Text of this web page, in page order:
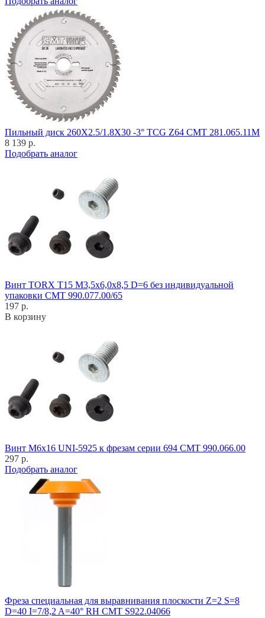
Пильный диск 260X2.5/1.8X30 -3° TCG Z64 CMT 281.065.11M
8 139 р.
Подобрать аналог
Винт TORX T15 M3,5x6,0x8,5 D=6 без индивидуальной
упаковки CMT 990.077.00/65
197 р.
В корзину
Винт M6x16 UNI-5925 к фрезам серии 694 CMT 990.066.00
297 р.
Подобрать аналог
Фреза специальная для выравнивания плоскости Z=2 S=8
D=40 I=7/8,2 A=40° RH CMT S922.04066